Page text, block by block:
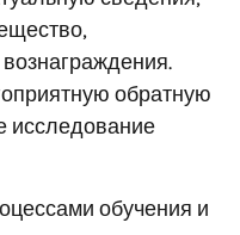
обратную
исследование
обучения и